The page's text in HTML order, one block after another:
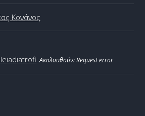
Κονάνος
Ακολουθούν:Request error